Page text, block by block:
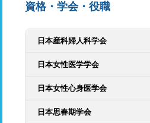
資格・学会・役職
日本産科婦人科学会
日本女性医学学会
日本女性心身医学会
日本思春期学会